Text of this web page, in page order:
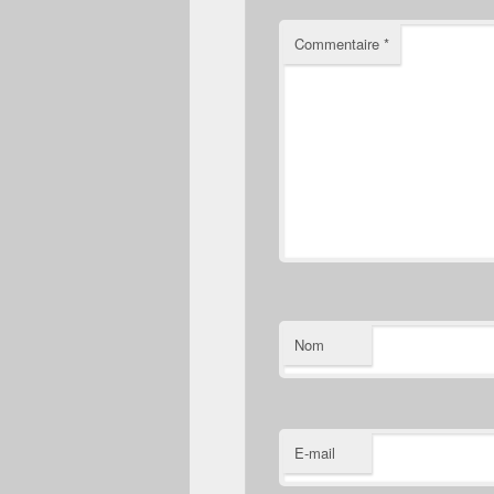
Commentaire *
Nom
E-mail